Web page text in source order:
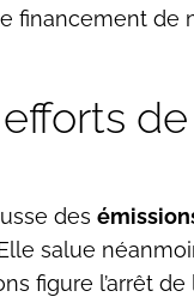
financement de
des
salue
figure l’arrêt